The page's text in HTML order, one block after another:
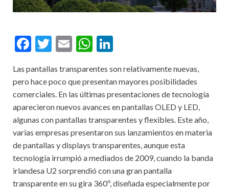
F
e
b
o
o
k
T
itt
er
E
ai
l
W
at
s
A
p
p
ke
dI
n
Las pantallas transparentes son relativamente nuevas,
pero hace poco que presentan mayores posibilidades
comerciales. En las últimas presentaciones de tecnología
aparecieron nuevos avances en pantallas OLED y LED,
algunas con pantallas transparentes y flexibles. Este año,
varias empresas presentaron sus lanzamientos en materia
de pantallas y displays transparentes, aunque esta
tecnología irrumpió a mediados de 2009, cuando la banda
irlandesa U2 sorprendió con una gran pantalla
transparente en su gira 360º, diseñada especialmente por